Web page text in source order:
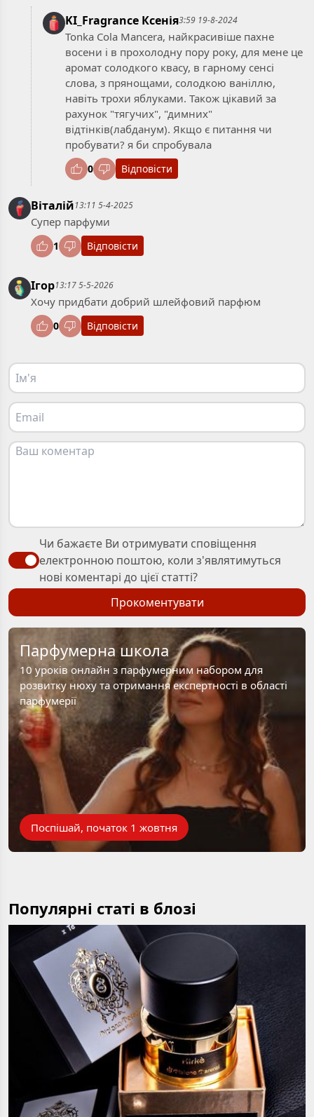
KI_Fragrance Ксенія3:59 19-8-2024
Tonka Cola Mancera, найкрасивіше пахне
восени і в прохолодну пору року, для мене це
аромат солодкого квасу, в гарному сенсі
слова, з прянощами, солодкою ваніллю,
навіть трохи яблуками. Також цікавий за
рахунок "тягучих", "димних"
відтінків(лабданум). Якщо є питання чи
пробувати? я би спробувала
0 Відповісти
Віталій13:11 5-4-2025
Супер парфуми
1 Відповісти
Ігор13:17 5-5-2026
Хочу придбати добрий шлейфовий парфюм
0 Відповісти
Чи бажаєте Ви отримувати сповіщення
електронною поштою, коли з'являтимуться
нові коментарі до цієї статті?
Прокоментувати
Парфумерна школа
10 уроків онлайн з парфумерним набором для
розвитку нюху та отримання експертності в області
парфумерії
Поспішай, початок 1 жовтня
Популярні статі в блозі